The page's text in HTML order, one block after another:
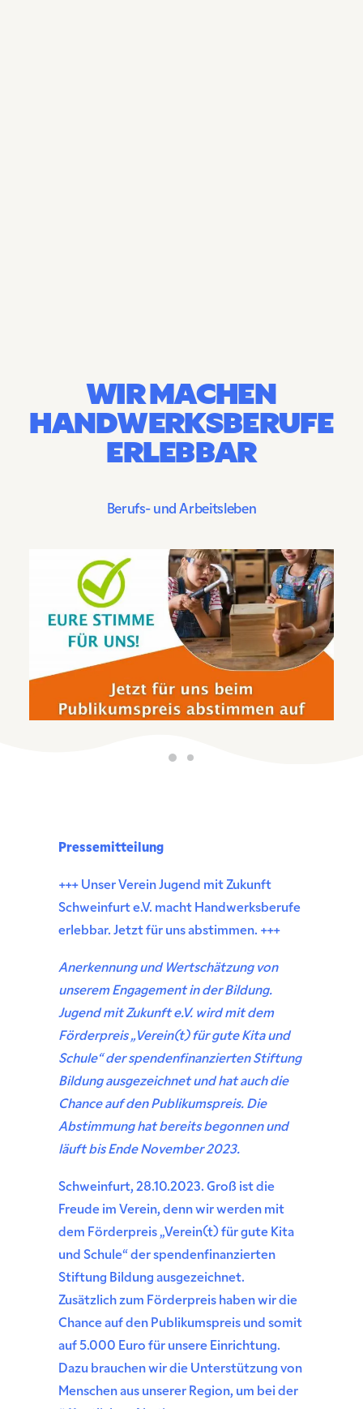
WIR MACHEN
HANDWERKSBERUFE
ERLEBBAR
Berufs- und Arbeitsleben
Pressemitteilung
+++ Unser Verein Jugend mit Zukunft
Schweinfurt e.V. macht Handwerksberufe
erlebbar. Jetzt für uns abstimmen. +++
Anerkennung und Wertschätzung von
unserem Engagement in der Bildung.
Jugend mit Zukunft e.V. wird mit dem
Förderpreis „Verein(t) für gute Kita und
Schule“ der spendenfinanzierten Stiftung
Bildung ausgezeichnet und hat auch die
Chance auf den Publikumspreis. Die
Abstimmung hat bereits begonnen und
läuft bis Ende November 2023.
Schweinfurt, 28.10.2023. Groß ist die
Freude im Verein, denn wir werden mit
dem Förderpreis „Verein(t) für gute Kita
und Schule“ der spendenfinanzierten
Stiftung Bildung ausgezeichnet.
Zusätzlich zum Förderpreis haben wir die
Chance auf den Publikumspreis und somit
auf 5.000 Euro für unsere Einrichtung.
Dazu brauchen wir die Unterstützung von
Menschen aus unserer Region, um bei der